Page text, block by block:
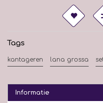
Tags
kantageren lana grossa
Informatie